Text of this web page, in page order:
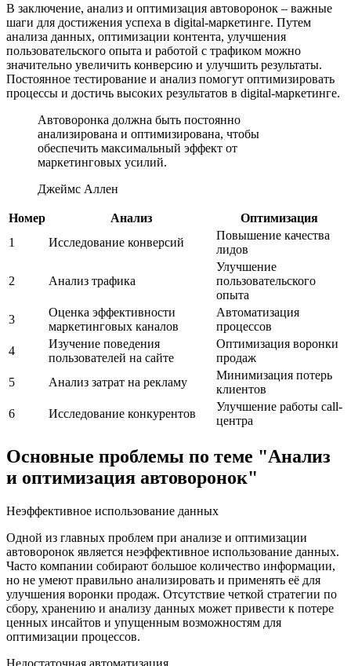
В заключение, анализ и оптимизация автоворонок – важные
шаги для достижения успеха в digital-маркетинге. Путем
анализа данных, оптимизации контента, улучшения
пользовательского опыта и работой с трафиком можно
значительно увеличить конверсию и улучшить результаты.
Постоянное тестирование и анализ помогут оптимизировать
процессы и достичь высоких результатов в digital-маркетинге.
Автоворонка должна быть постоянно
анализирована и оптимизирована, чтобы
обеспечить максимальный эффект от
маркетинговых усилий.
Джеймс Аллен
Номер Анализ
Оптимизация
1
Исследование конверсий
Повышение качества
лидов
2 Анализ трафика
Улучшение
пользовательского
опыта
3
Оценка эффективности
маркетинговых каналов
Автоматизация
процессов
4
Изучение поведения
пользователей на сайте
Оптимизация воронки
продаж
5
Анализ затрат на рекламу
Минимизация потерь
клиентов
6
Исследование конкурентов
Улучшение работы call-
центра
Основные проблемы по теме "Анализ
и оптимизация автоворонок"
Неэффективное использование данных
Одной из главных проблем при анализе и оптимизации
автоворонок является неэффективное использование данных.
Часто компании собирают большое количество информации,
но не умеют правильно анализировать и применять её для
улучшения воронки продаж. Отсутствие четкой стратегии по
сбору, хранению и анализу данных может привести к потере
ценных инсайтов и упущенным возможностям для
оптимизации процессов.
Недостаточная автоматизация